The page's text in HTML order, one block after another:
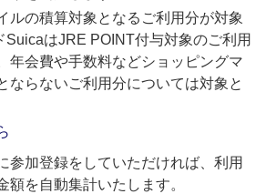
ルの積算対象となるご利用分が対象
SuicaはJRE POINT付与対象のご利用
年会費や手数料などショッピングマ
ならないご利用分については対象と
参加登録をしていただければ、利用
額を自動集計いたします。